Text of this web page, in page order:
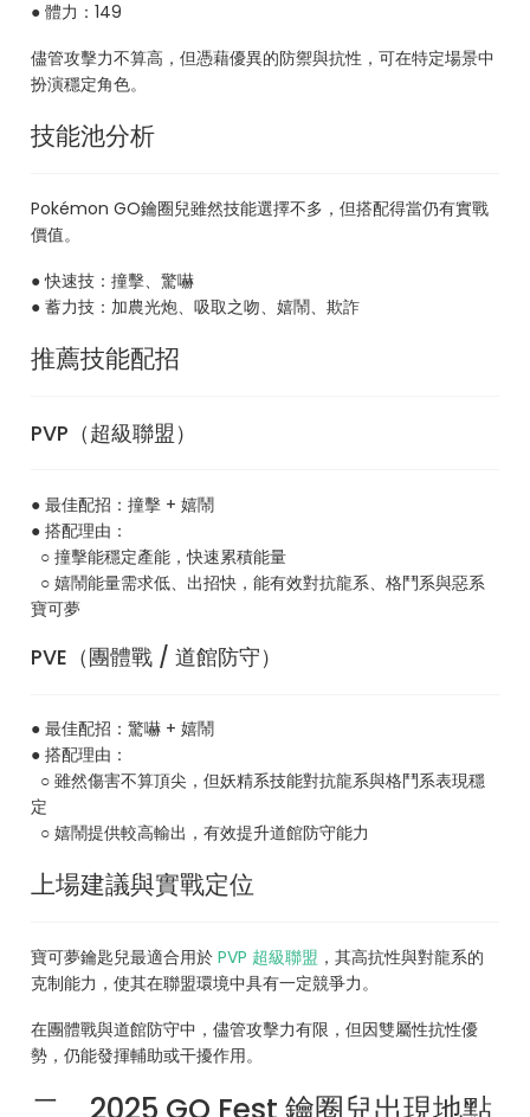
● 體力：149
儘管攻擊力不算高，但憑藉優異的防禦與抗性，可在特定場景中
扮演穩定角色。
技能池分析
Pokémon GO鑰圈兒雖然技能選擇不多，但搭配得當仍有實戰
價值。
● 快速技：撞擊、驚嚇
● 蓄力技：加農光炮、吸取之吻、嬉鬧、欺詐
推薦技能配招
PVP（超級聯盟）
● 最佳配招：撞擊 + 嬉鬧
● 搭配理由：
○ 撞擊能穩定產能，快速累積能量
○ 嬉鬧能量需求低、出招快，能有效對抗龍系、格鬥系與惡系
寶可夢
PVE（團體戰 / 道館防守）
● 最佳配招：驚嚇 + 嬉鬧
● 搭配理由：
○ 雖然傷害不算頂尖，但妖精系技能對抗龍系與格鬥系表現穩
定
○ 嬉鬧提供較高輸出，有效提升道館防守能力
上場建議與實戰定位
寶可夢鑰匙兒最適合用於PVP 超級聯盟 ，其高抗性與對龍系的
克制能力，使其在聯盟環境中具有一定競爭力。
在團體戰與道館防守中，儘管攻擊力有限，但因雙屬性抗性優
勢，仍能發揮輔助或干擾作用。
二、2025 GO Fest 鑰圈兒出現地點